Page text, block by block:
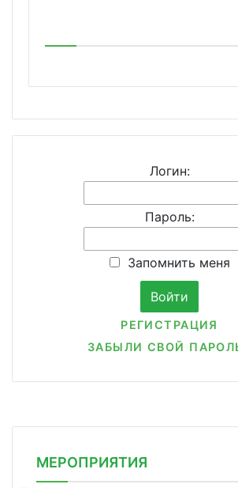
Логин:
Пароль:
Запомнить меня
РЕГИСТРАЦИЯ
ЗАБЫЛИ СВОЙ
МЕРОПРИЯТИЯ